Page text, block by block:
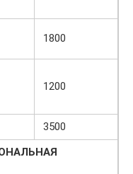
1800
1200
3500